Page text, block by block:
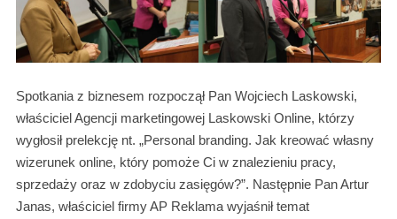
Spotkania z biznesem rozpoczął Pan Wojciech Laskowski,
właściciel Agencji marketingowej Laskowski Online, którzy
wygłosił prelekcję nt. „Personal branding. Jak kreować własny
wizerunek online, który pomoże Ci w znalezieniu pracy,
sprzedaży oraz w zdobyciu zasięgów?”. Następnie Pan Artur
Janas, właściciel firmy AP Reklama wyjaśnił temat